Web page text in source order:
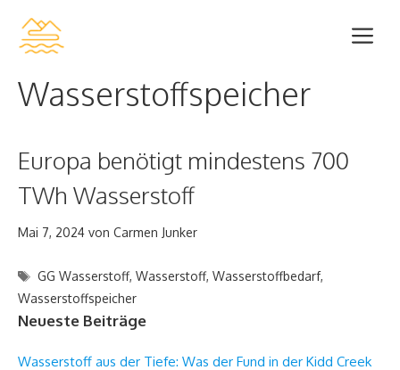
Inhalt
Wasserstoffspeicher
Europa benötigt mindestens 700
TWh Wasserstoff
Mai 7, 2024 von Carmen Junker
Schlagwörter
GG Wasserstoff,Wasserstoff,Wasserstoffbedarf,
Wasserstoffspeicher
Neueste Beiträge
Wasserstoff aus der Tiefe: Was der Fund in der Kidd Creek